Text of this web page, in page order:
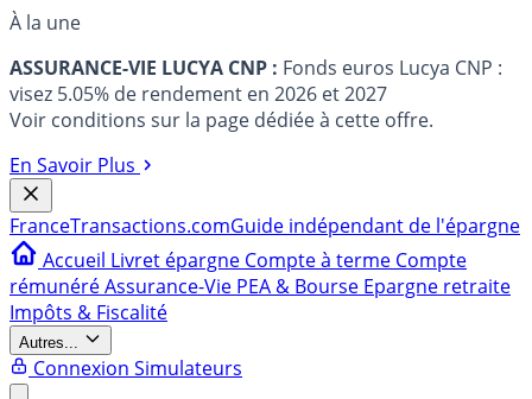
À la une
ASSURANCE-VIE LUCYA CNP : Fonds euros Lucya CNP :
visez 5.05% de rendement en 2026 et 2027
Voir conditions sur la page dédiée à cette offre.
En Savoir Plus
FranceTransactions.comGuide indépendant de l'épargne
Accueil Livret épargne Compte à terme Compte
rémunéréAssurance-Vie PEA & Bourse Epargne retraite
Impôts & Fiscalité
Autres...
Connexion Simulateurs